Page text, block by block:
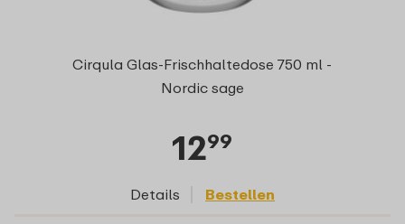
Cirqula Glas-Frischhaltedose 750 ml -
Nordic sage
1299
Details Bestellen